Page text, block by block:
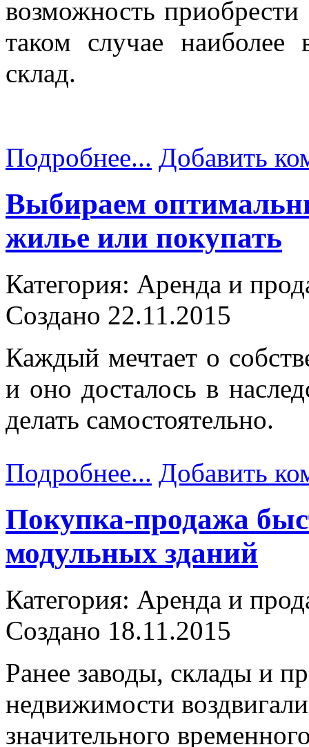
возможность
таком случае наиболее
склад.
Подробнее... Добавить
Выбираем
жилье или покупать
Категория: Аренда и
Создано 22.11.2015
Каждый мечтает о
и оно досталось в
делать самостоятельно.
Подробнее... Добавить
Покупка-продажа
модульных зданий
Категория: Аренда и
Создано 18.11.2015
Ранее заводы, склады и
недвижимости
значительного